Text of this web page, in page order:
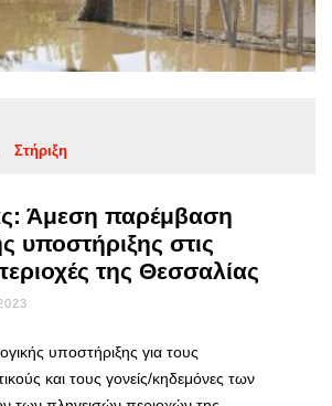
Στήριξη
Άμεση παρέμβαση
υποστήριξης στις
της Θεσσαλίας
υποστήριξης για τους
και τους γονείς/κηδεμόνες των